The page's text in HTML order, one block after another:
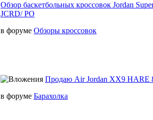
Обзор баскетбольных кроссовок Jordan
JCRD/ PO
в форуме Обзоры кроссовок
Продаю Air Jordan XX9 HARE
в форуме Барахолка